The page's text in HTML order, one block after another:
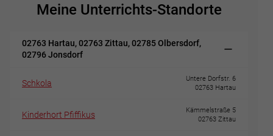
Meine Unterrichts-Standorte
02763 Hartau, 02763 Zittau, 02785 Olbersdorf,
02796 Jonsdorf
Schkola
Untere Dorfstr. 6
02763 Hartau
Kinderhort Pfiffikus
Kämmelstraße 5
02763 Zittau